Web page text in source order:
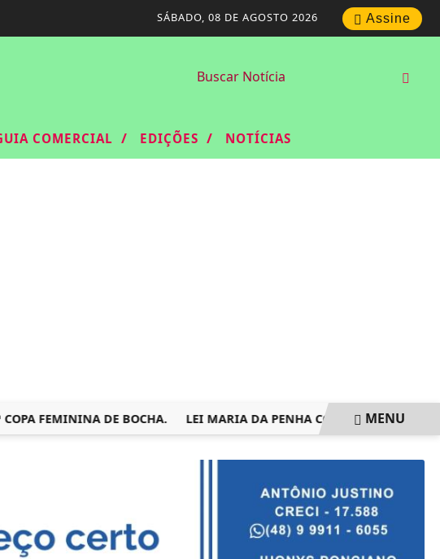
Assine
SÁBADO, 08 DE AGOSTO 2026
COMERCIAL / EDIÇÕES / NOTÍCIAS
FEMININA DE BOCHA. LEI MARIA DA PENHA COMPLETA 20 ANOS
MENU